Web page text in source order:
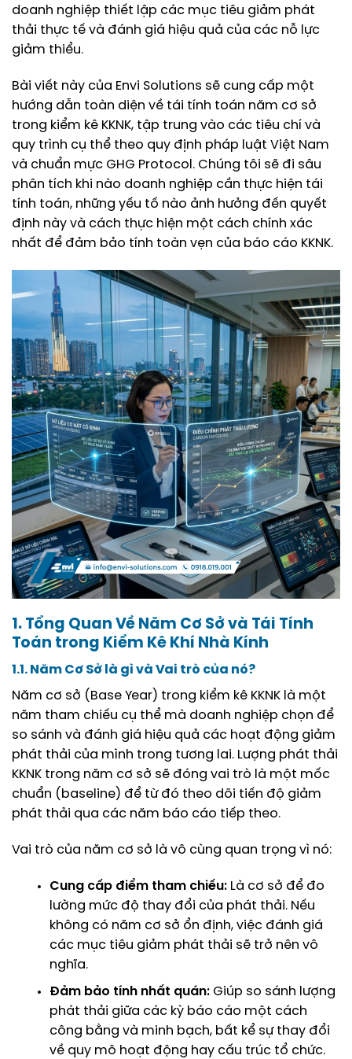
doanh nghiệp thiết lập các mục tiêu giảm phát
thải thực tế và đánh giá hiệu quả của các nỗ lực
giảm thiểu.
Bài viết này của Envi Solutions sẽ cung cấp một
hướng dẫn toàn diện về tái tính toán năm cơ sở
trong kiểm kê KKNK, tập trung vào các tiêu chí và
quy trình cụ thể theo quy định pháp luật Việt Nam
và chuẩn mực GHG Protocol. Chúng tôi sẽ đi sâu
phân tích khi nào doanh nghiệp cần thực hiện tái
tính toán, những yếu tố nào ảnh hưởng đến quyết
định này và cách thực hiện một cách chính xác
nhất để đảm bảo tính toàn vẹn của báo cáo KKNK.
1. Tổng Quan Về Năm Cơ Sở và Tái Tính
Toán trong Kiểm Kê Khí Nhà Kính
1.1. Năm Cơ Sở là gì và Vai trò của nó?
Năm cơ sở (Base Year) trong kiểm kê KKNK là một
năm tham chiếu cụ thể mà doanh nghiệp chọn để
so sánh và đánh giá hiệu quả các hoạt động giảm
phát thải của mình trong tương lai. Lượng phát thải
KKNK trong năm cơ sở sẽ đóng vai trò là một mốc
chuẩn (baseline) để từ đó theo dõi tiến độ giảm
phát thải qua các năm báo cáo tiếp theo.
Vai trò của năm cơ sở là vô cùng quan trọng vì nó:
Cung cấp điểm tham chiếu: Là cơ sở để đo
lường mức độ thay đổi của phát thải. Nếu
không có năm cơ sở ổn định, việc đánh giá
các mục tiêu giảm phát thải sẽ trở nên vô
nghĩa.
Đảm bảo tính nhất quán: Giúp so sánh lượng
phát thải giữa các kỳ báo cáo một cách
công bằng và minh bạch, bất kể sự thay đổi
về quy mô hoạt động hay cấu trúc tổ chức.